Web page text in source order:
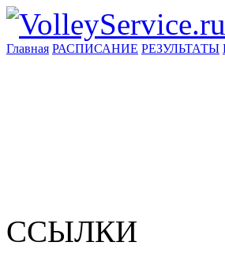
Главная РАСПИСАНИЕ РЕЗУЛЬТАТЫ
ССЫЛКИ